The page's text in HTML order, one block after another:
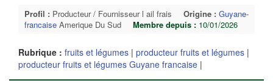
Profil : Producteur / Fournisseur l ail frais Origine : Guyane-
francaise Amerique Du Sud Membre depuis : 10/01/2026
Rubrique : fruits et légumes | producteur fruits et légumes |
producteur fruits et légumes Guyane francaise |